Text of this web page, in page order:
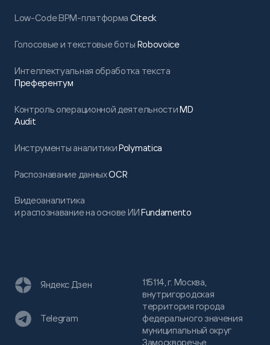
Low-Code BPM-платформа Citeck
Голосовые и текстовые боты Robovoice
Интеллектуальная обработка текста
Преферентум
Контроль операционной деятельностиMD
Audit
Инструменты аналитикиPolymatica
Распознавание данныхOCR
Видеоаналитика
и распознавание на основе ИИFundamento
115114, г. Москва,
внутригородская
территория города
федерального значения
муниципальный округ
Замоскворечье,
Яндекс Дзен
Telegram